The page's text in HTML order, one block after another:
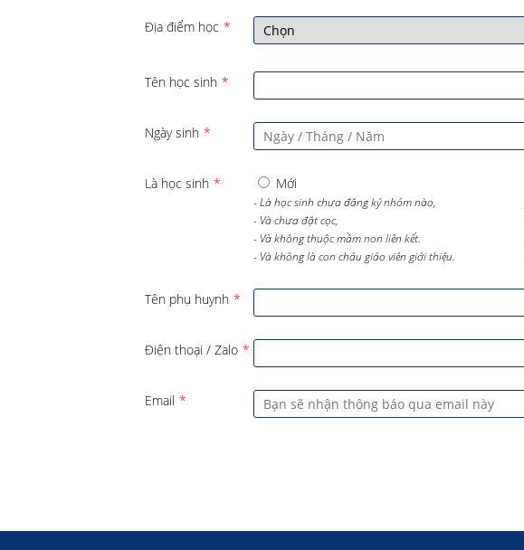
Địa điểm học *
Tên học sinh *
Ngày sinh *
Là học sinh * Mới
- Là học sinh chưa đăng ký nhóm nào,
- Và chưa đặt cọc,
- Và không thuộc mầm non liên kết.
- Và không là con cháu giáo viên giới thiệu.
Tên phụ huynh *
Điện thoại / Zalo *
Email *